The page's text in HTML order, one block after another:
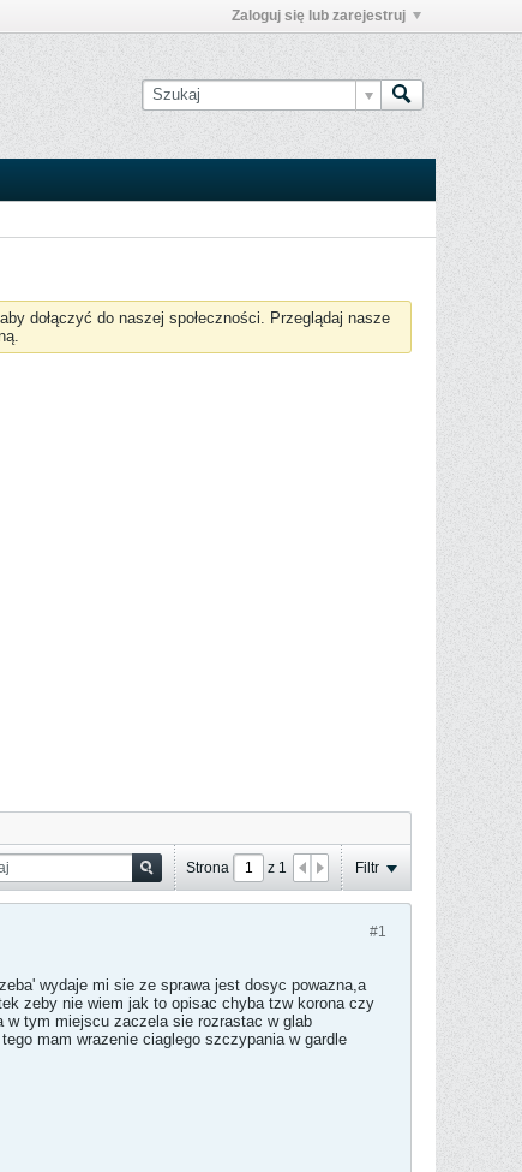
Zaloguj się lub zarejestruj
dołączyć do naszej społeczności. Przeglądaj nasze
Strona z 1 Filtr
#1
wydaje mi sie ze sprawa jest dosyc powazna,a
zeby nie wiem jak to opisac chyba tzw korona czy
tym miejscu zaczela sie rozrastac w glab
mam wrazenie ciaglego szczypania w gardle